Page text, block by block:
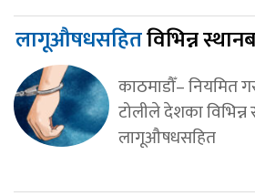
लागूऔषधसहितविभिन्न
काठमाडौँ– नियमित
टोलीले देशका विभिन्न
लागूऔषधसहित